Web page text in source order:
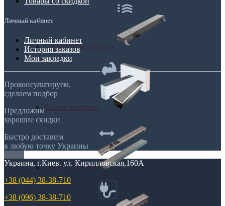
С притоком воздуха
Узкие (200 мм)
Личный кабинет
Личный кабинет
История заказов
Мои закладки
Проконсультируем,
сделаем подбор
Предложим
хорошие скидки
Быстро доставим
в любую точку Украины
Украина, г.Киев. ул. Кирилловская,160А
+38 (044) 38-38-710
+38 (096) 38-38-710